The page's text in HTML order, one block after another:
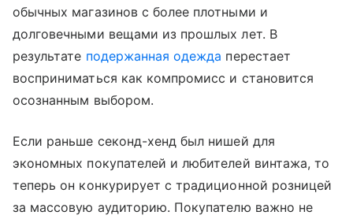
обычных магазинов с более плотными и
долговечными вещами из прошлых лет. В
результате подержанная одежда перестает
восприниматься как компромисс и становится
осознанным выбором.
Если раньше секонд-хенд был нишей для
экономных покупателей и любителей винтажа, то
теперь он конкурирует с традиционной розницей
за массовую аудиторию. Покупателю важно не